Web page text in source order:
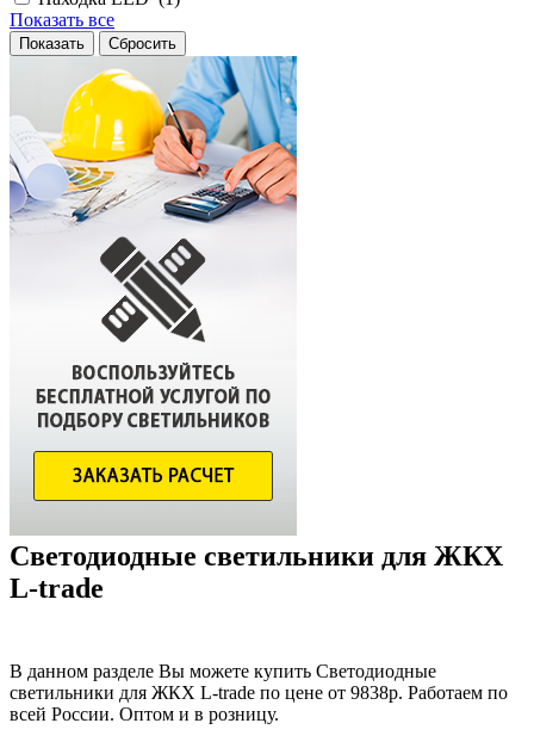
Показать все
Светодиодные светильники для ЖКХ
L-trade
В данном разделе Вы можете купить Светодиодные
светильники для ЖКХ L-trade по цене от 9838р. Работаем по
всей России. Оптом и в розницу.